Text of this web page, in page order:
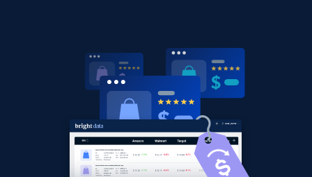
URL, Domain, Country code, Model number,
Sku, Product id, Product name, Manufacturer,
2.1K+ 353+ Comece agora